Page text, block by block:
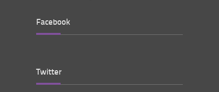
Facebook
Twitter